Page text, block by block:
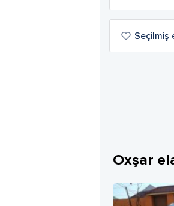
Seçilmiş
Oxşar